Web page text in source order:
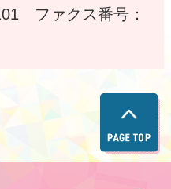
ファクス番号：